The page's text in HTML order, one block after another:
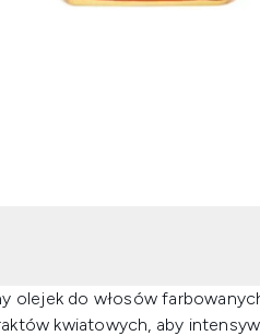
olejek do włosów
kwiatowych, aby